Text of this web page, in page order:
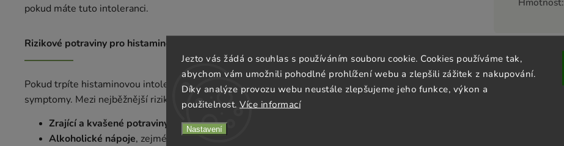
Jezto vás žádá o souhlas s používáním souboru cookie. Cookies používáme tak,
abychom vám umožnili pohodlné prohlížení webu a zlepšili zážitek z nakupování.
Díky analýze provozu webu neustále zlepšujeme jeho funkce, výkon a
použitelnost. Více informací
Nastavení
pokud máte tuto intoleranci.
Rizikové potraviny pro histaminovou intoleranci
Pokud trpíte histaminovou intolerancí, některé potraviny mohou vyvolat nepříjemné
symptomy. Mezi nejběžnější rizikové potraviny patří:
Zrající a kvašené potraviny
(např. zrající sýry, kysané zelí)
Alkoholické nápoje, zejména šampaňské